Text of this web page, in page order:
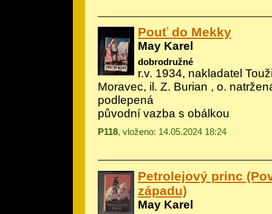
Pouť do Mekky
May Karel
dobrodružné
r.v. 1934, nakladatel
Moravec, il. Z. Burian , o.
podlepená
původní vazba s obálkou
P118, vloženo: 14.05.2024 18:24
Petrolejový princ
západu)
May Karel